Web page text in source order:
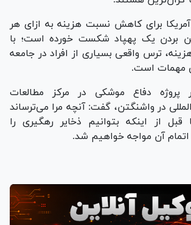
برای کاهش نسبت هزینه به ازای هر
بردن یک پهپاد شکست خورده است؛ با
ترس واقعی بسیاری از افراد در جامعه
مهمات است.
پروژه دفاع موشکی در مرکز مطالعات
در واشنگتن، گفت: آنچه مرا می‌ترساند
از اینکه بتوانیم ذخایر رهگیری را
اتمام آن مواجه خواهیم شد.